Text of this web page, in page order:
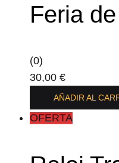
Feria
(0)
30,00 €
AÑADIR AL
OFERTA